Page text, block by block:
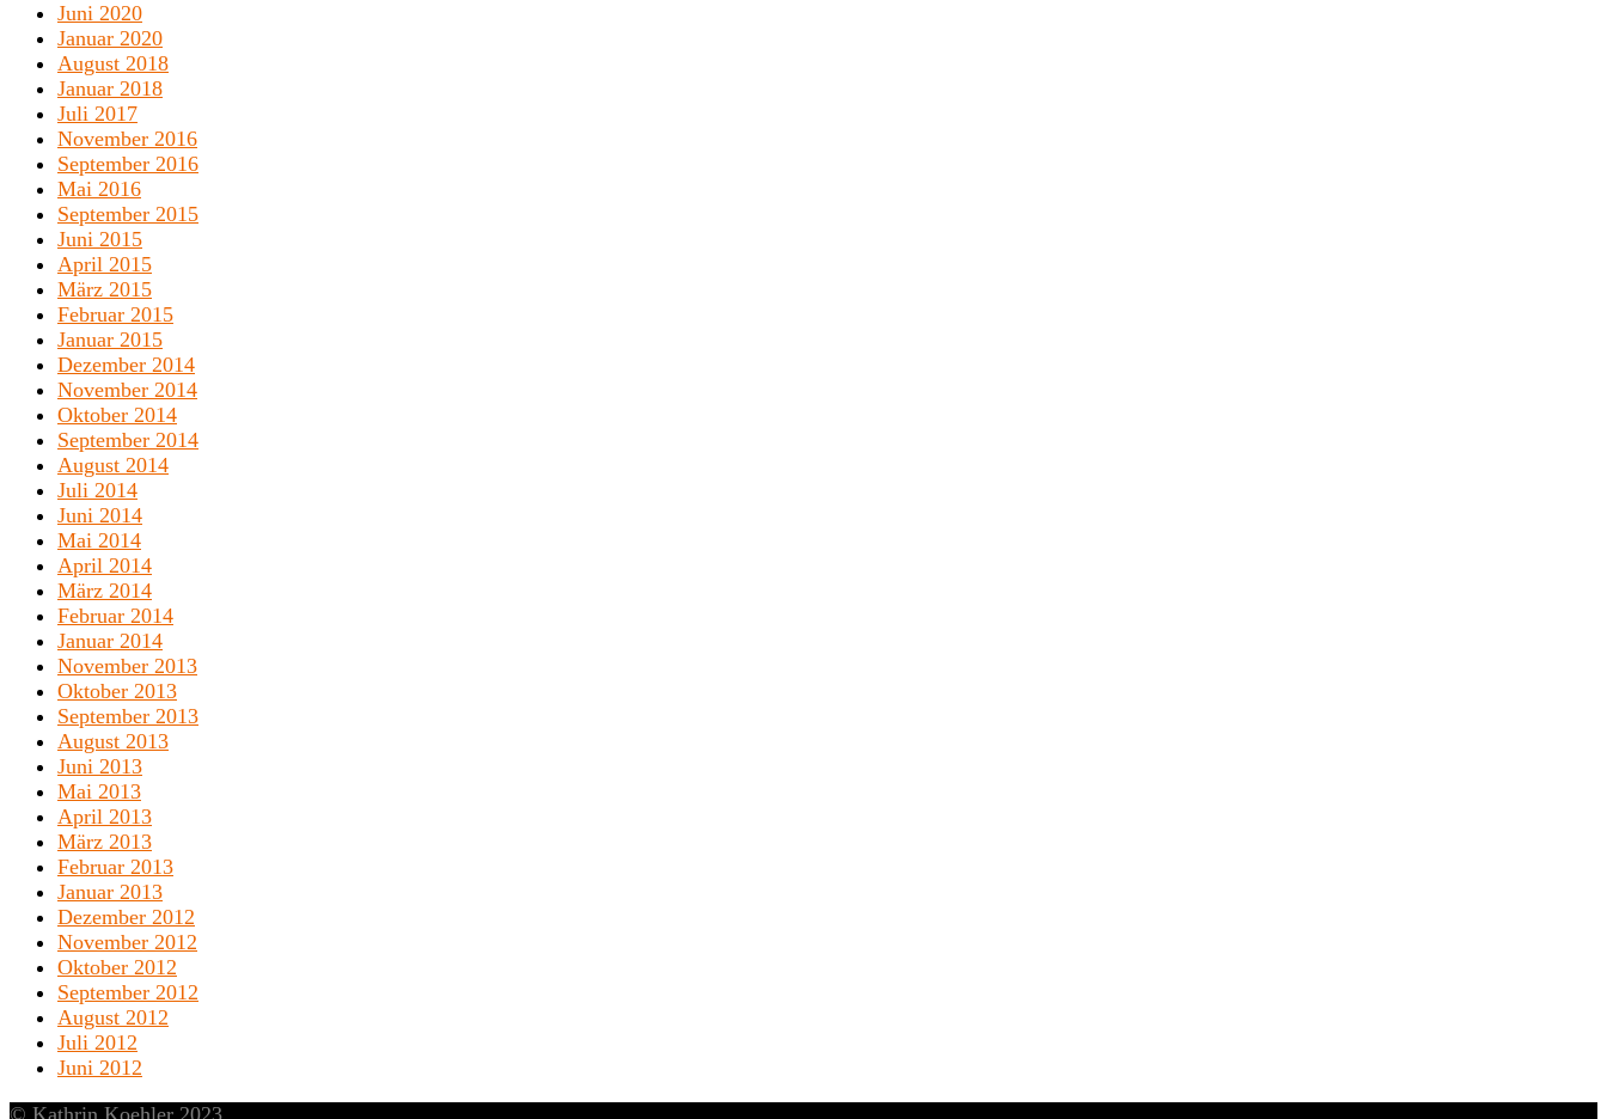
Juni 2020
Januar 2020
August 2018
Januar 2018
Juli 2017
November 2016
September 2016
Mai 2016
September 2015
Juni 2015
April 2015
März 2015
Februar 2015
Januar 2015
Dezember 2014
November 2014
Oktober 2014
September 2014
August 2014
Juli 2014
Juni 2014
Mai 2014
April 2014
März 2014
Februar 2014
Januar 2014
November 2013
Oktober 2013
September 2013
August 2013
Juni 2013
Mai 2013
April 2013
März 2013
Februar 2013
Januar 2013
Dezember 2012
November 2012
Oktober 2012
September 2012
August 2012
Juli 2012
Juni 2012